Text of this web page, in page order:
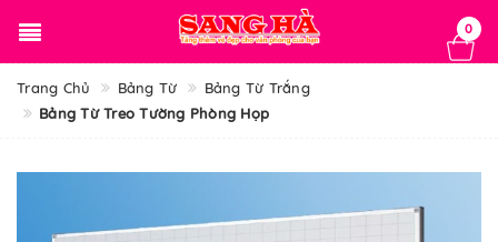
0
Trang Chủ Bảng Từ
Bảng Từ Trắng
Bảng Từ Treo Tường Phòng Họp